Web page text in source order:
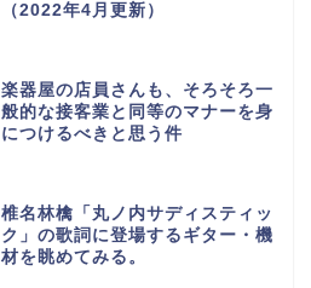
（2022年4月更新）
楽器屋の店員さんも、そろそろ一
般的な接客業と同等のマナーを身
につけるべきと思う件
椎名林檎「丸ノ内サディスティッ
ク」の歌詞に登場するギター・機
材を眺めてみる。